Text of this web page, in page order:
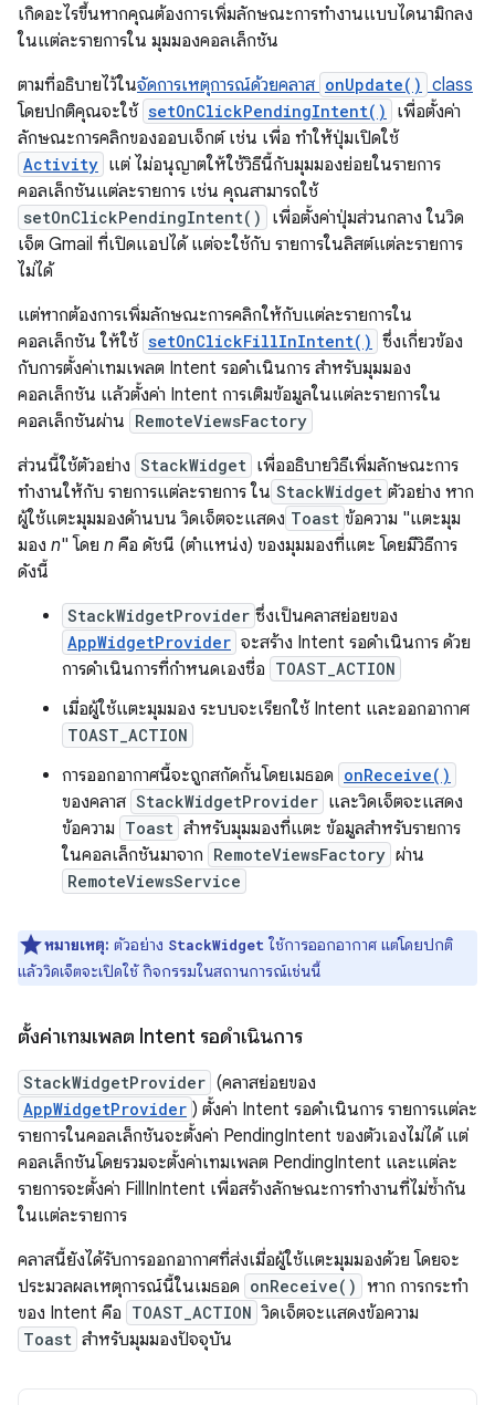
เกิดอะไรขึ้นหากคุณต้องการเพิ่มลักษณะการทำงานแบบไดนามิกลง
ในแต่ละรายการใน มุมมองคอลเล็กชัน
ตามที่อธิบายไว้ในจัดการเหตุการณ์ด้วยคลาส onUpdate() class
โดยปกติคุณจะใช้ setOnClickPendingIntent()
เพื่อตั้งค่า
ลักษณะการคลิกของออบเจ็กต์ เช่น เพื่อ ทำให้ปุ่มเปิดใช้
Activity แต่ ไม่อนุญาตให้ใช้วิธีนี้กับมุมมองย่อยในรายการ
คอลเล็กชันแต่ละรายการ เช่น คุณสามารถใช้
setOnClickPendingIntent()
เพื่อตั้งค่าปุ่มส่วนกลาง ในวิด
เจ็ต Gmail ที่เปิดแอปได้ แต่จะใช้กับ รายการในลิสต์แต่ละรายการ
ไม่ได้
แต่หากต้องการเพิ่มลักษณะการคลิกให้กับแต่ละรายการใน
คอลเล็กชัน ให้ใช้ setOnClickFillInIntent() ซึ่งเกี่ยวข้อง
กับการตั้งค่าเทมเพลต Intent รอดำเนินการ สำหรับมุมมอง
คอลเล็กชัน แล้วตั้งค่า Intent การเติมข้อมูลในแต่ละรายการใน
คอลเล็กชันผ่าน RemoteViewsFactory
ส่วนนี้ใช้ตัวอย่าง StackWidget เพื่ออธิบายวิธีเพิ่มลักษณะการ
ทำงานให้กับ รายการแต่ละรายการ ใน StackWidget ตัวอย่าง หาก
ผู้ใช้แตะมุมมองด้านบน วิดเจ็ตจะแสดง Toast ข้อความ "แตะมุม
มอง n" โดย n คือ ดัชนี (ตำแหน่ง) ของมุมมองที่แตะ โดยมีวิธีการ
ดังนี้
StackWidgetProvider ซึ่งเป็นคลาสย่อยของ
AppWidgetProvider จะสร้าง Intent รอดำเนินการ ด้วย
การดำเนินการที่กำหนดเองชื่อ TOAST_ACTION
เมื่อผู้ใช้แตะมุมมอง ระบบจะเรียกใช้ Intent และออกอากาศ
TOAST_ACTION
การออกอากาศนี้จะถูกสกัดกั้นโดยเมธอด onReceive()
ของคลาส StackWidgetProvider และวิดเจ็ตจะแสดง
ข้อความ Toast สำหรับมุมมองที่แตะ ข้อมูลสำหรับรายการ
ในคอลเล็กชันมาจาก RemoteViewsFactory ผ่าน
RemoteViewsService
หมายเหตุ: ตัวอย่าง StackWidget ใช้การออกอากาศ แต่โดยปกติ
แล้ววิดเจ็ตจะเปิดใช้ กิจกรรมในสถานการณ์เช่นนี้
ตั้งค่าเทมเพลต Intent รอดำเนินการ
StackWidgetProvider (คลาสย่อยของ
AppWidgetProvider ) ตั้งค่า Intent รอดำเนินการ รายการแต่ละ
รายการในคอลเล็กชันจะตั้งค่า PendingIntent ของตัวเองไม่ได้ แต่
คอลเล็กชันโดยรวมจะตั้งค่าเทมเพลต PendingIntent และแต่ละ
รายการจะตั้งค่า FillInIntent เพื่อสร้างลักษณะการทำงานที่ไม่ซ้ำกัน
ในแต่ละรายการ
คลาสนี้ยังได้รับการออกอากาศที่ส่งเมื่อผู้ใช้แตะมุมมองด้วย โดยจะ
ประมวลผลเหตุการณ์นี้ในเมธอด onReceive() หาก การกระทํา
ของ Intent คือ TOAST_ACTION วิดเจ็ตจะแสดงข้อความ
Toast สําหรับมุมมองปัจจุบัน